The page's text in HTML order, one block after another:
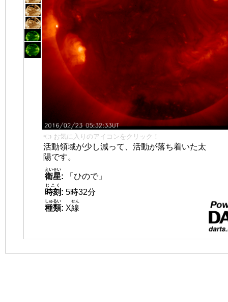
👈 お気に入りのアイコンをクリック！
活動領域が少し減って、活動が落ち着いた太
陽です。
衛星
えいせい
:
「ひので」
時刻
じこく
: 5時32分
種類
しゅるい
: X線
せん